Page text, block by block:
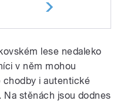
lese nedaleko
v něm mohou
chodby i autentické
stěnách jsou dodnes